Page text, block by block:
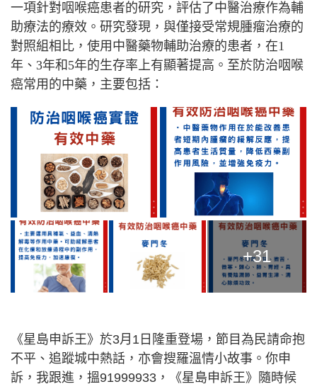
一項針對咽喉癌患者的研究，評估了中醫治療作為輔
助療法的療效。研究發現，與僅接受常規腫瘤治療的
對照組相比，使用中醫藥物輔助治療的患者，在1
年、 3年和 5年的生存率上有顯著提高。至於防治咽喉
癌常用的中藥，主要包括：
+31
《星島申訴王》於3月1日隆重登場，節目為民請命抱
不平、追蹤城中熱話，亦會搜羅溫情小故事。你申
訴，我跟進，搵91999933，《星島申訴王》隨時候